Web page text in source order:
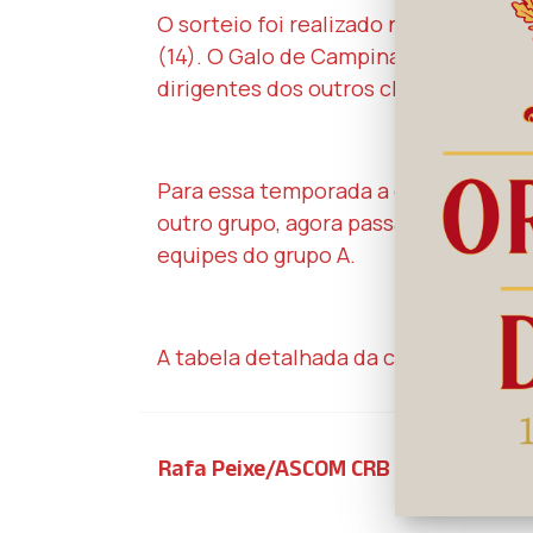
O sorteio foi realizado na sede da
(14). O Galo de Campina foi
dirigentes dos outros clubes
Para essa temporada a competição
outro grupo, agora passam a
equipes do grupo A.
A tabela detalhada da competição
Rafa Peixe/ASCOM CRB